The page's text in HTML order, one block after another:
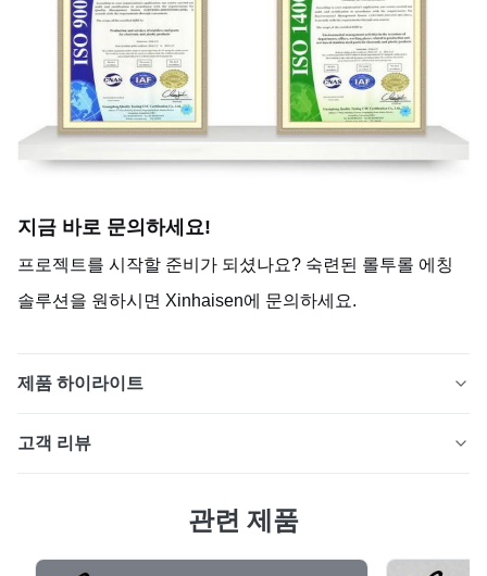
지금 바로 문의하세요!
프로젝트를 시작할 준비가 되셨나요? 숙련된 롤투롤 에칭
솔루션을 원하시면 Xinhaisen에 문의하세요.
제품 하이라이트
속에 대한 맞춤형 롤투롤 금속 에칭 서비스를 제공합니다.
및 산업 응용 분야에 버가 없는 고정밀 에칭 부품을 제공합
고객 리뷰
최근 50개의 리뷰를 바탕으로
100%
관련 제품